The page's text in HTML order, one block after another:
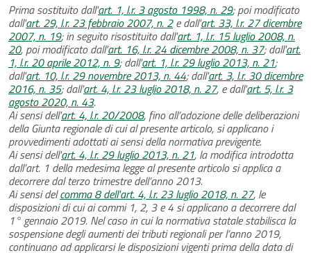
Prima sostituito dall'art. 1, l.r. 3 agosto 1998, n. 29; poi modificato
dall'art. 29, l.r. 23 febbraio 2007, n. 2e dall'art. 33, l.r. 27 dicembre
2007, n. 19; in seguito risostituito dall'art. 1, l.r. 15 luglio 2008, n.
20, poi modificato dall'art. 16, l.r. 24 dicembre 2008, n. 37; dall'art.
1, l.r. 20 aprile 2012, n. 9; dall'art. 1, l.r. 29 luglio 2013, n. 21;
dall'art. 10, l.r. 29 novembre 2013, n. 44; dall'art. 3, l.r. 30 dicembre
2016, n. 35; dall'art. 4, l.r. 23 luglio 2018, n. 27, e dall'art. 5, l.r. 3
agosto 2020, n. 43.
Ai sensi dell'art. 4, l.r. 20/2008, fino all’adozione delle deliberazioni
della Giunta regionale di cui al presente articolo, si applicano i
provvedimenti adottati ai sensi della normativa previgente.
Ai sensi dell'art. 4, l.r. 29 luglio 2013, n. 21, la modifica introdotta
dall’art. 1 della medesima legge al presente articolo si applica a
decorrere dal terzo trimestre dell’anno 2013.
Ai sensi delcomma 8 dell'art. 4, l.r. 23 luglio 2018, n. 27, le
disposizioni di cui ai commi 1, 2, 3 e 4 si applicano a decorrere dal
1° gennaio 2019. Nel caso in cui la normativa statale stabilisca la
sospensione degli aumenti dei tributi regionali per l’anno 2019,
continuano ad applicarsi le disposizioni vigenti prima della data di